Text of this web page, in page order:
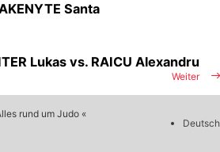
Santa
Weiter
Lukas vs. RAICU Alexandru
rund um Judo «
Deutsch